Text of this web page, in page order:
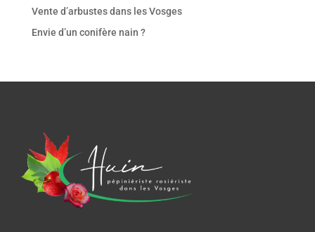
Vente d’arbustes dans les Vosges
Envie d’un conifère nain ?